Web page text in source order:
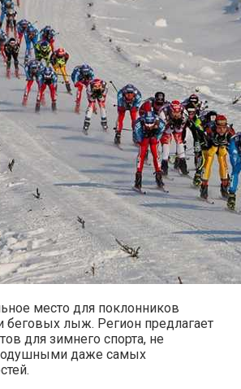
место для поклонников
беговых лыж. Регион предлагает
для зимнего спорта, не
даже самых